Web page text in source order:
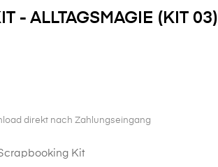
- ALLTAGSMAGIE (KIT 03)
direkt nach Zahlungseingang
Kit